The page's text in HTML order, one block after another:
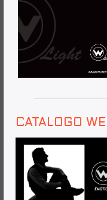
CATALOGO